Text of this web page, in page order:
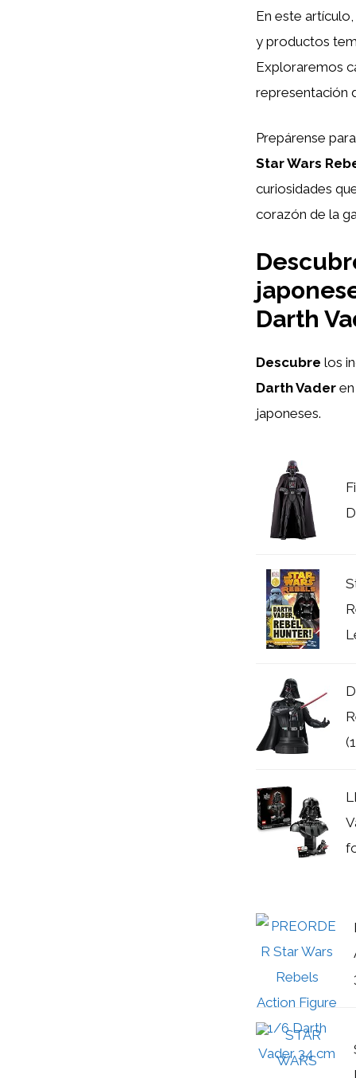
En este
y productos
Exploraremos
representación
Prepárense
Star Wars
curiosidades
corazón de la
Darth
Descubre los
Darth Vader
japoneses.